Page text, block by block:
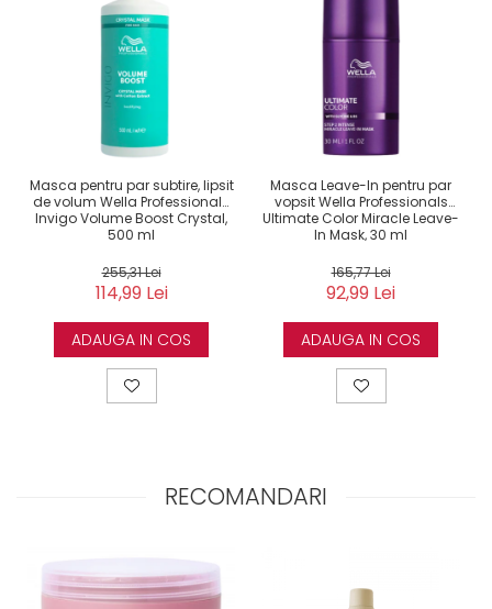
Masca pentru par subtire, lipsit
de volum Wella Professionals
Invigo Volume Boost Crystal,
500 ml
255,31 Lei
114,99 Lei
ADAUGA IN COS
Masca Leave-In pentru par
vopsit Wella Professionals
Ultimate Color Miracle Leave-
In Mask, 30 ml
165,77 Lei
92,99 Lei
ADAUGA IN COS
RECOMANDARI